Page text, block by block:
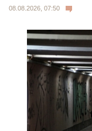
08.08.2026, 07:50